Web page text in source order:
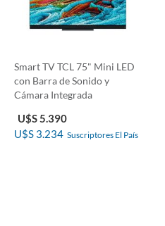
Smart TV TCL 75" Mini LED
con Barra de Sonido y
Cámara Integrada
U$S 5.390
U$S 3.234 Suscriptores El País